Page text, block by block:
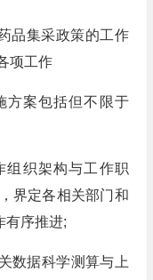
品集采政策的工作
项工作
方案包括但不限于
组织架构与工作职
界定各相关部门和
有序推进;
数据科学测算与上